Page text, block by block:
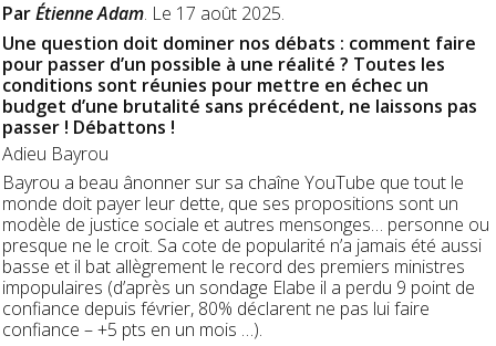
ParÉtienne Adam. Le 17 août 2025.
Une question doit dominer nos débats : comment faire
pour passer d’un possible à une réalité ? Toutes les
conditions sont réunies pour mettre en échec un
budget d’une brutalité sans précédent, ne laissons pas
passer ! Débattons !
Adieu Bayrou
Bayrou a beau ânonner sur sa chaîne YouTube que tout le
monde doit payer leur dette, que ses propositions sont un
modèle de justice sociale et autres mensonges… personne ou
presque ne le croit. Sa cote de popularité n’a jamais été aussi
basse et il bat allègrement le record des premiers ministres
impopulaires (d’après un sondage Elabe il a perdu 9 point de
confiance depuis février, 80% déclarent ne pas lui faire
confiance – +5 pts en un mois …).